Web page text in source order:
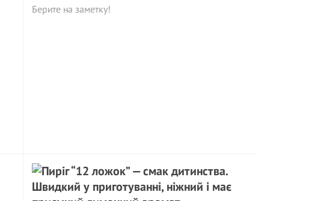
Берите на заметку!